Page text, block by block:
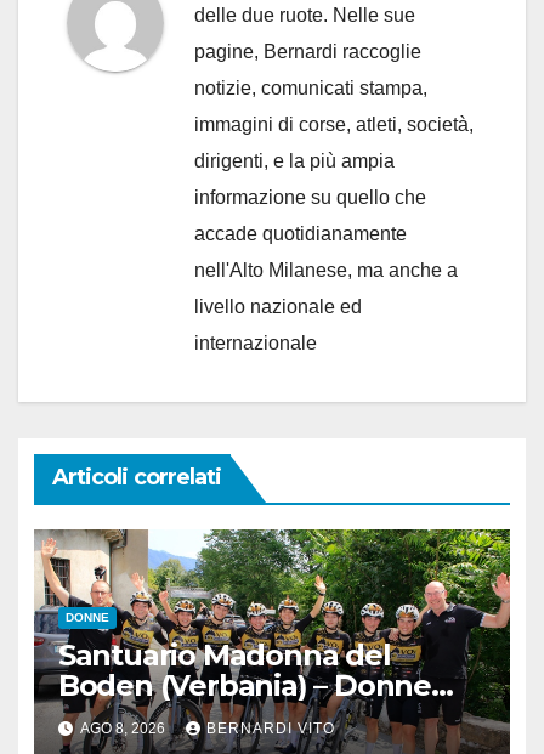
delle due ruote. Nelle sue
pagine, Bernardi raccoglie
notizie, comunicati stampa,
immagini di corse, atleti, società,
dirigenti, e la più ampia
informazione su quello che
accade quotidianamente
nell'Alto Milanese, ma anche a
livello nazionale ed
internazionale
Articoli correlati
DONNE
Santuario Madonna del
Boden (Verbania) – Donne
Juniores : Matilde Rossignoli
(Bft Burzoni-Vo2 Team Pink)
AGO 8, 2026 BERNARDI VITO